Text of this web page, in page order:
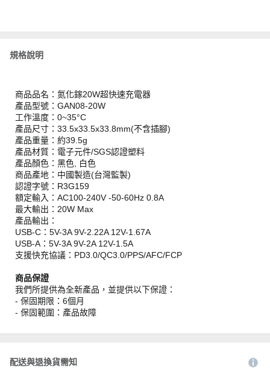
規格說明
商品品名：氮化鎵20W超快速充電器
產品型號：GAN08-20W
工作溫度：0~35°C
產品尺寸：33.5x33.5x33.8mm(不含插腳)
產品重量：約39.5g
產品材質：電子元件/SGS認證塑料
產品顏色：黑色, 白色
商品產地：中國製造(台灣監製)
認證字號：R3G159
額定輸入：AC100-240V -50-60Hz 0.8A
最大輸出：20W Max
產品輸出：
USB-C：5V-3A 9V-2.22A 12V-1.67A
USB-A：5V-3A 9V-2A 12V-1.5A
支援快充協議：PD3.0/QC3.0/PPS/AFC/FCP
商品保證
我們所提供為全新產品，並提供以下保證：
- 保固期限：6個月
- 保固範圍：產品故障
配送與退換貨需知